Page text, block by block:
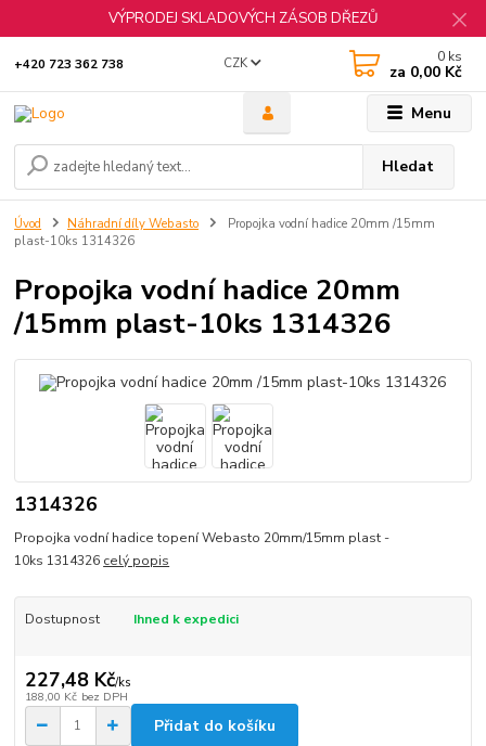
VÝPRODEJ SKLADOVÝCH ZÁSOB DŘEZŮ
Menu
CZK
Hledat
+420 723 362 738 0 ks
za 0,00 Kč
Úvod Náhradní díly Webasto
Propojka vodní hadice 20mm /15mm
plast-10ks 1314326
Propojka vodní hadice 20mm
/15mm plast-10ks 1314326
1314326
Propojka vodní hadice topení Webasto 20mm/15mm plast -
10ks 1314326 celý popis
Dostupnost Ihned k expedici
227,48 Kč/ks
188,00 Kč bez DPH
Přidat do košíku